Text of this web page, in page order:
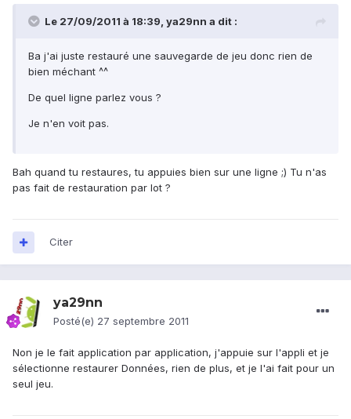
Le 27/09/2011 à 18:39, ya29nn a dit :
Ba j'ai juste restauré une sauvegarde de jeu donc rien de
bien méchant ^^
De quel ligne parlez vous ?
Je n'en voit pas.
Bah quand tu restaures, tu appuies bien sur une ligne ;) Tu n'as
pas fait de restauration par lot ?
Citer
ya29nn
Posté(e) 27 septembre 2011
Non je le fait application par application, j'appuie sur l'appli et je
sélectionne restaurer Données, rien de plus, et je l'ai fait pour un
seul jeu.